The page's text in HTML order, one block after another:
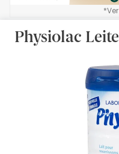
Physiolac